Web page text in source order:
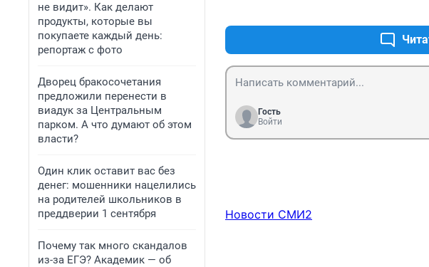
не видит». Как делают
продукты, которые вы
покупаете каждый день:
репортаж с фото
Дворец бракосочетания
предложили перенести в
виадук за Центральным
парком. А что думают об этом
власти?
Один клик оставит вас без
денег: мошенники нацелились
на родителей школьников в
преддверии 1 сентября
Почему так много скандалов
из-за ЕГЭ? Академик — об
Гость
Войти
Новости СМИ2